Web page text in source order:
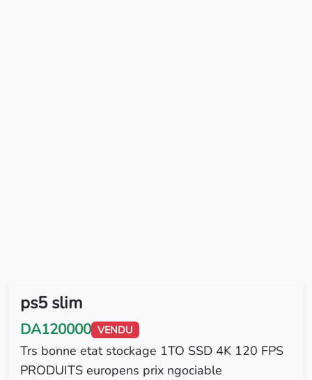
ps5 slim
DA120000 VENDU
Trs bonne etat stockage 1TO SSD 4K 120 FPS
PRODUITS europens prix ngociable